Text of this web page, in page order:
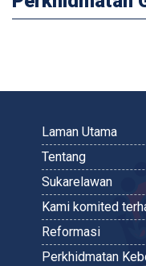
Laman Utama
Tentang
Sukarelawan
Kami komited
Reformasi
Perkhidmatan